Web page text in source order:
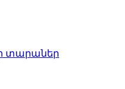
տարաներ